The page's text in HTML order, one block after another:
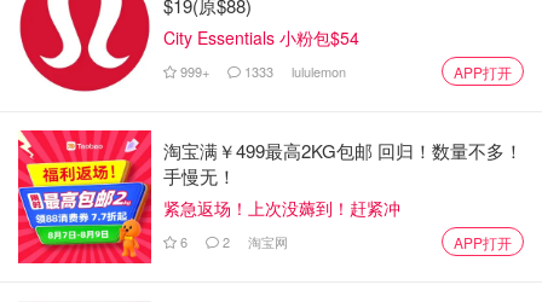
City Essentials 小粉包$54
999+ 1333 lululemon APP打开
淘宝满￥499最高2KG包邮 回归！数量不多！
手慢无！
紧急返场！上次没薅到！赶紧冲
6 2 淘宝网 APP打开